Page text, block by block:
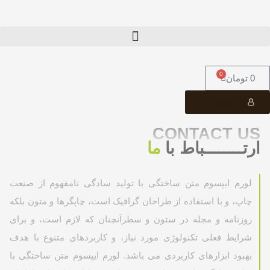
0 تومان 0
CONTACT US
ارتــــــــباط با ما
لورم ایپسوم متن ساختگی با تولید سادگی نامفهوم از صنعت
چاپ، و با استفاده از طراحان گرافیک است، چاپگرها و متون بلکه
روزنامه و مجله در ستون و سطرآنچنان که لازم است، و برای
شرایط فعلی تکنولوژی مورد نیاز، و کاربردهای متنوع با هدف
بهبود ابزارهای کاربردی می باشد. لورم ایپسوم متن ساختگی با